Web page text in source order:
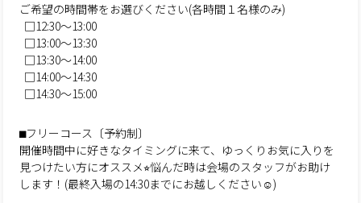
ご希望の時間帯をお選びください(各時間１名様のみ)
□12:30〜13:00
□13:00〜13:30
□13:30〜14:00
□14:00〜14:30
□14:30〜15:00
⬛︎フリーコース〔予約制〕
開催時間中に好きなタイミングに来て、ゆっくりお気に入りを
見つけたい方にオススメ⭐︎悩んだ時は会場のスタッフがお助け
します！(最終入場の14:30までにお越しください☺︎)